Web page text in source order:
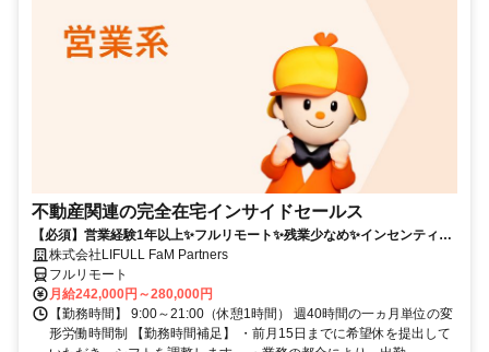
不動産関連の完全在宅インサイドセールス
【必須】営業経験1年以上✨フルリモート✨残業少なめ✨インセンティブ
有 株式会社LIFULL FaM Partners
フルリモート
月給242,000円～280,000円
【勤務時間】 9:00～21:00（休憩1時間） 週40時間の一ヵ月単位の変
形労働時間制 【勤務時間補足】 ・前月15日までに希望休を提出して